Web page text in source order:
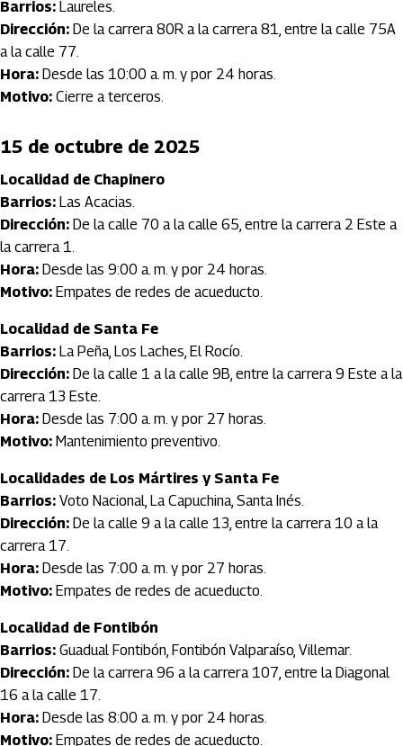
Barrios: Laureles.
Dirección: De la carrera 80R a la carrera 81, entre la calle 75A
a la calle 77.
Hora: Desde las 10:00 a. m. y por 24 horas.
Motivo: Cierre a terceros.
15 de octubre de 2025
Localidad de Chapinero
Barrios: Las Acacias.
Dirección: De la calle 70 a la calle 65, entre la carrera 2 Este a
la carrera 1.
Hora: Desde las 9:00 a. m. y por 24 horas.
Motivo: Empates de redes de acueducto.
Localidad de Santa Fe
Barrios: La Peña, Los Laches, El Rocío.
Dirección: De la calle 1 a la calle 9B, entre la carrera 9 Este a la
carrera 13 Este.
Hora: Desde las 7:00 a. m. y por 27 horas.
Motivo: Mantenimiento preventivo.
Localidades de Los Mártires y Santa Fe
Barrios: Voto Nacional, La Capuchina, Santa Inés.
Dirección: De la calle 9 a la calle 13, entre la carrera 10 a la
carrera 17.
Hora: Desde las 7:00 a. m. y por 27 horas.
Motivo: Empates de redes de acueducto.
Localidad de Fontibón
Barrios: Guadual Fontibón, Fontibón Valparaíso, Villemar.
Dirección: De la carrera 96 a la carrera 107, entre la Diagonal
16 a la calle 17.
Hora: Desde las 8:00 a. m. y por 24 horas.
Motivo: Empates de redes de acueducto.